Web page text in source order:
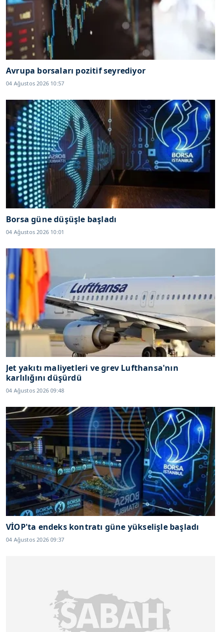
Avrupa borsaları pozitif seyrediyor
04 Ağustos 2026 10:57
Borsa güne düşüşle başladı
04 Ağustos 2026 10:01
Jet yakıtı maliyetleri ve grev Lufthansa'nın
karlılığını düşürdü
04 Ağustos 2026 09:48
VİOP'ta endeks kontratı güne yükselişle başladı
04 Ağustos 2026 09:37